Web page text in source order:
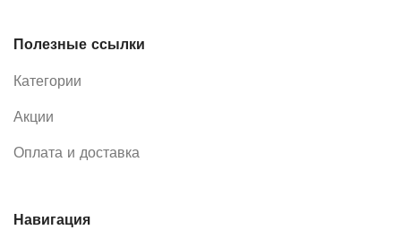
Полезные ссылки
Категории
Акции
Оплата и доставка
Навигация